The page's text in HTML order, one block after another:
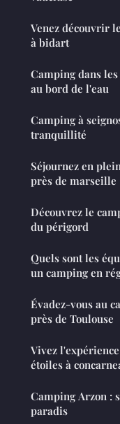
Venez découvrir
à bidart
Camping dans
au bord de l'eau
Camping à
tranquillité
Séjournez en
près de marseille
Découvrez le
du périgord
Quels sont les
un camping en
Évadez-vous au
près de Toulouse
Vivez
étoiles à
Camping Arzon :
paradis